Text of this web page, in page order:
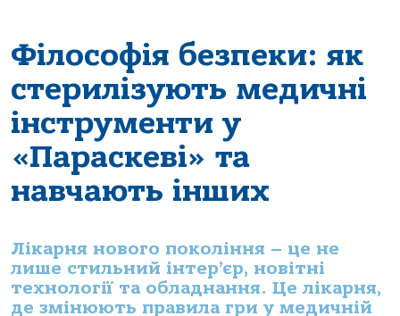
Філософія безпеки: як
стерилізують медичні
інструменти у
«Параскеві» та
навчають інших
Лікарня нового покоління – це не
лише стильний інтер’єр, новітні
технології та обладнання. Це лікарня,
де змінюють правила гри у медичній